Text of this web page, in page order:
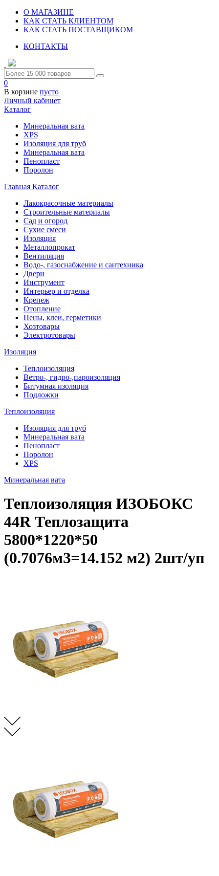
О МАГАЗИНЕ
КАК СТАТЬ КЛИЕНТОМ
КАК СТАТЬ ПОСТАВЩИКОМ
КОНТАКТЫ
0
В корзине пусто
Личный кабинет
Каталог
Минеральная вата
XPS
Изоляция для труб
Минеральная вата
Пенопласт
Поролон
Главная Каталог
Лакокрасочные материалы
Строительные материалы
Сад и огород
Сухие смеси
Изоляция
Металлопрокат
Вентиляция
Водо-, газоснабжение и сантехника
Двери
Инструмент
Интерьер и отделка
Крепеж
Отопление
Пены, клеи, герметики
Хозтовары
Электротовары
Изоляция
Теплоизоляция
Ветро-, гидро-,пароизоляция
Битумная изоляция
Подложки
Теплоизоляция
Изоляция для труб
Минеральная вата
Пенопласт
Поролон
XPS
Минеральная вата
Теплоизоляция ИЗОБОКС
44R Теплозащита
5800*1220*50
(0.7076м3=14.152 м2) 2шт/уп